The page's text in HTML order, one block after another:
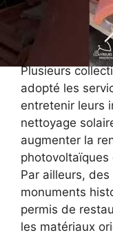
Exemples
concrets
Plusieurs
adopté les
entretenir leurs
nettoyage
augmenter la
Par ailleurs,
monuments
permis de
les matériaux